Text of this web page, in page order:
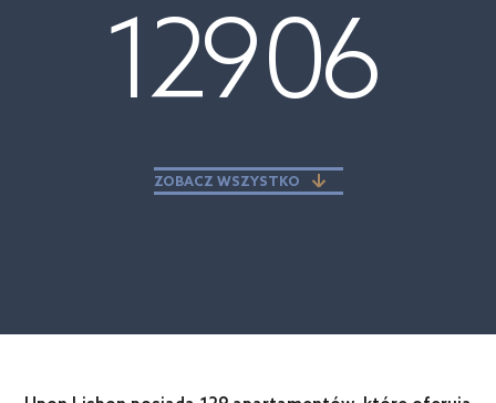
12906
ZOBACZ WSZYSTKO